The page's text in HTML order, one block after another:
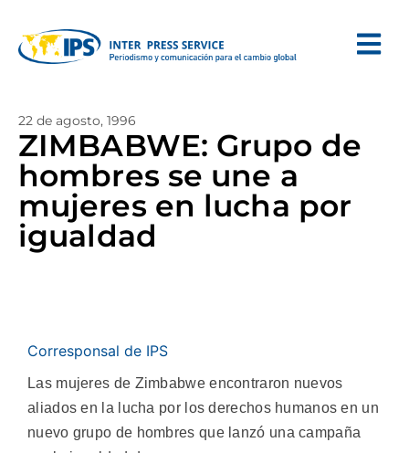
22 de agosto, 1996
ZIMBABWE: Grupo de
hombres se une a
mujeres en lucha por
igualdad
Corresponsal de IPS
Las mujeres de Zimbabwe encontraron nuevos
aliados en la lucha por los derechos humanos en un
nuevo grupo de hombres que lanzó una campaña